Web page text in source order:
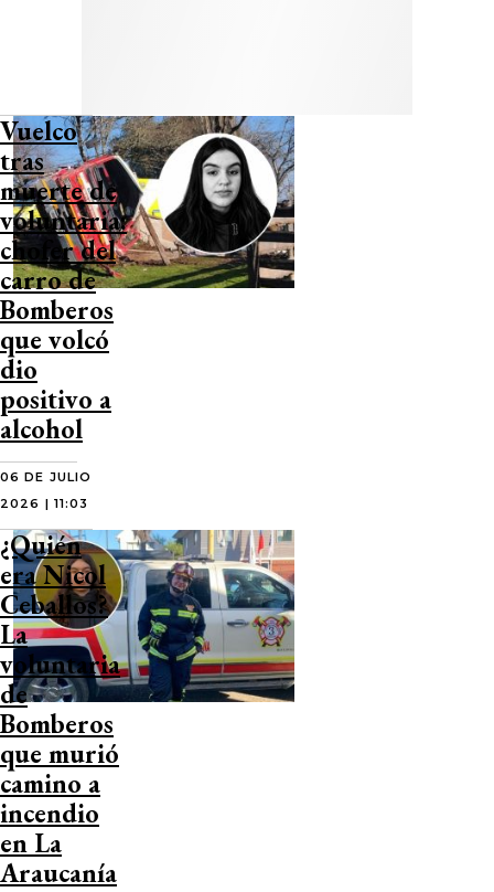
Vuelco
tras
muerte de
voluntaria:
chofer del
carro de
Bomberos
que volcó
dio
positivo a
alcohol
06 DE JULIO
2026 | 11:03
¿Quién
era Nicol
Ceballos?
La
voluntaria
de
Bomberos
que murió
camino a
incendio
en La
Araucanía